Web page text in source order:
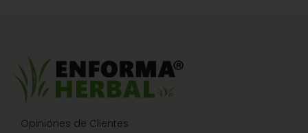
Opiniones de Clientes